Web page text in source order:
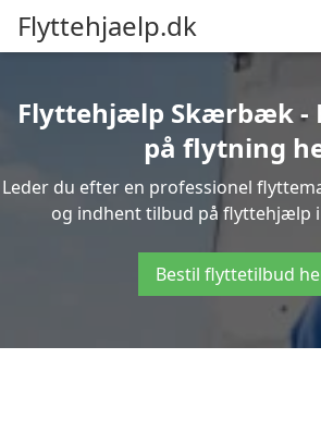
Flyttehjaelp.dk
Flyttehjælp Skærbæk -
på flytning
Leder du efter en professionel
og indhent tilbud på flyttehjælp
Bestil flyttetilbud